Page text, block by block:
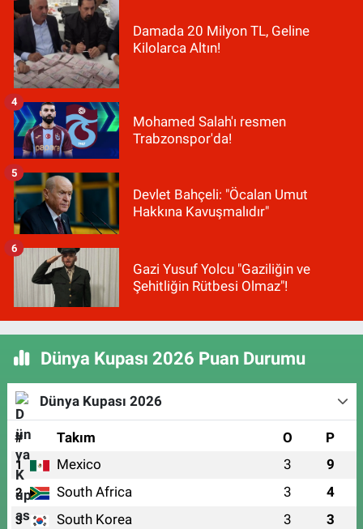
Damada 20 Milyon TL, Geline
Kilolarca Altın!
Mohamed Salah'ı resmen
Trabzonspor'da!
4
Devlet Bahçeli: "Öcalan Umut
Hakkına Kavuşmalıdır"
5
Gazi Yusuf Yolcu "Gaziliğin ve
Şehitliğin Rütbesi Olmaz"!
6
Dünya Kupası 2026 Puan Durumu
Dünya Kupası 2026
# Takım O P
1 Mexico 3 9
2 South Africa 3 4
3 South Korea 3 3